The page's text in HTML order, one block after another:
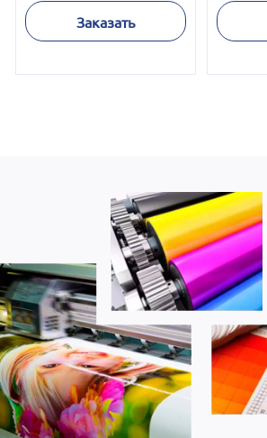
Заказать